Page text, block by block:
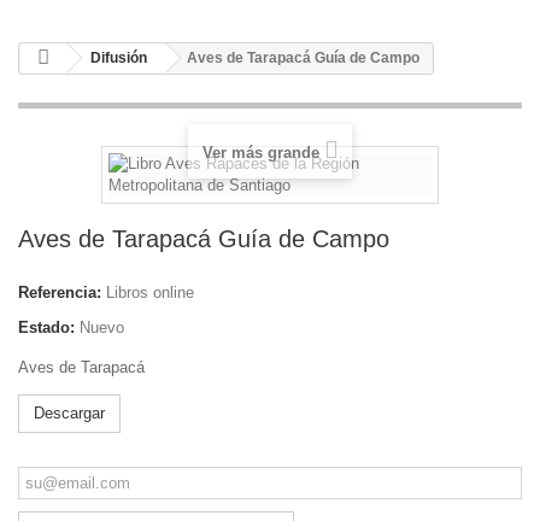
Difusión Aves de Tarapacá Guía de Campo
Ver más grande
Aves de Tarapacá Guía de Campo
Referencia: Libros online
Estado: Nuevo
Aves de Tarapacá
Descargar